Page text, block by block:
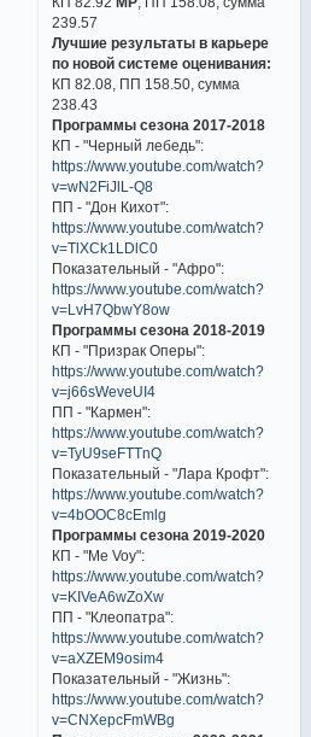
239.57
Лучшие результаты в карьере
по новой системе оценивания:
КП 82.08, ПП 158.50, сумма
238.43
Программы сезона 2017-2018
КП - "Черный лебедь":
https://www.youtube.com/watch?
v=wN2FiJlL-Q8
ПП - "Дон Кихот":
https://www.youtube.com/watch?
v=TlXCk1LDlC0
Показательный - "Афро":
https://www.youtube.com/watch?
v=LvH7QbwY8ow
Программы сезона 2018-2019
КП - "Призрак Оперы":
https://www.youtube.com/watch?
v=j66sWeveUI4
ПП - "Кармен":
https://www.youtube.com/watch?
v=TyU9seFTTnQ
Показательный - "Лара Крофт":
https://www.youtube.com/watch?
v=4bOOC8cEmlg
Программы сезона 2019-2020
КП - "Me Voy":
https://www.youtube.com/watch?
v=KIVeA6wZoXw
ПП - "Клеопатра":
https://www.youtube.com/watch?
v=aXZEM9osim4
Показательный - "Жизнь":
https://www.youtube.com/watch?
v=CNXepcFmWBg